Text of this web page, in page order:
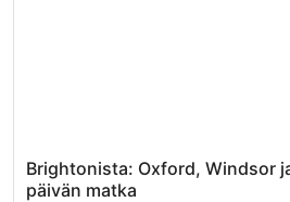
Brightonista: Oxford, Windsor
päivän matka